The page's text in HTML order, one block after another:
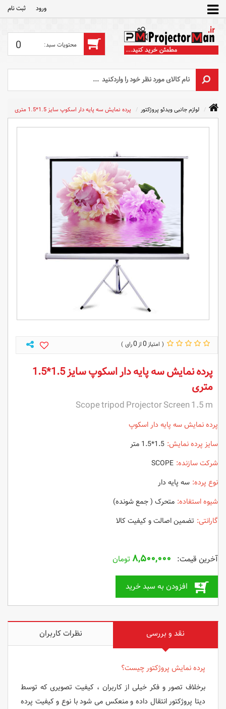
ورود ثبت‌ نام
0
لوازم جانبی ویدئو پروژکتور پرده نمایش سه پایه دار اسکوپ سایز 1.5*1.5 متری
0
0
پرده نمایش سه پایه دار اسکوپ سایز 1.5*1.5
متری
Scope tripod Projector Screen 1.5 m
پرده نمایش سه پایه دار اسکوپ
سایز پرده نمایش: 1.5*1.5 متر
شرکت سازنده: SCOPE
نوع پرده: سه پایه دار
شیوه استفاده: متحرک ( جمع شونده)
گارانتی: تضمین اصالت و کیفیت کالا
۸,۵۰۰,۰۰۰ تومان
افزودن به سبد خرید
نقد و بررسی نظرات کاربران
پرده نمایش پروژکتور چیست؟
برخلاف تصور و فکر خیلی از کاربران ، کیفیت تصویری که توسط
دیتا پروژکتور انتقال داده و منعکس می شود با نوع و کیفیت پرده